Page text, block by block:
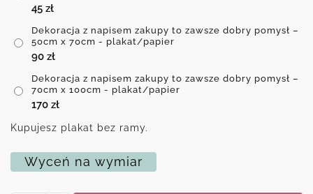
45 zł
Dekoracja z napisem zakupy to zawsze dobry pomysł –
50cm x 70cm - plakat/papier
90 zł
Dekoracja z napisem zakupy to zawsze dobry pomysł –
70cm x 100cm - plakat/papier
170 zł
Kupujesz plakat bez ramy.
Wyceń na wymiar